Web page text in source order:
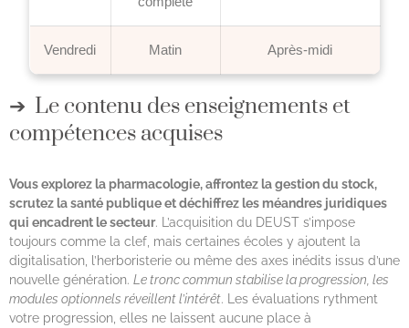
Vendredi Matin Après-midi
Le contenu des enseignements et
compétences acquises
Vous explorez la pharmacologie, affrontez la gestion du stock,
scrutez la santé publique et déchiffrez les méandres juridiques
qui encadrent le secteur. L’acquisition du DEUST s’impose
toujours comme la clef, mais certaines écoles y ajoutent la
digitalisation, l’herboristerie ou même des axes inédits issus d’une
nouvelle génération. Le tronc commun stabilise la progression, les
modules optionnels réveillent l’intérêt. Les évaluations rythment
votre progression, elles ne laissent aucune place à